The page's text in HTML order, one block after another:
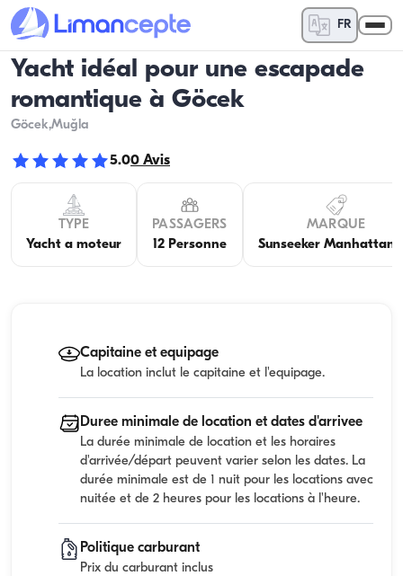
FR
Yacht idéal pour une escapade
romantique à Göcek
Göcek,Muğla
5.00 Avis
TYPE
Yacht a moteur
PASSAGERS
12 Personne
MARQUE
Sunseeker Manhattan
Capitaine et equipage
La location inclut le capitaine et l'equipage.
Duree minimale de location et dates d'arrivee
La durée minimale de location et les horaires
d'arrivée/départ peuvent varier selon les dates. La
durée minimale est de 1 nuit pour les locations avec
nuitée et de 2 heures pour les locations à l'heure.
Politique carburant
Prix du carburant inclus